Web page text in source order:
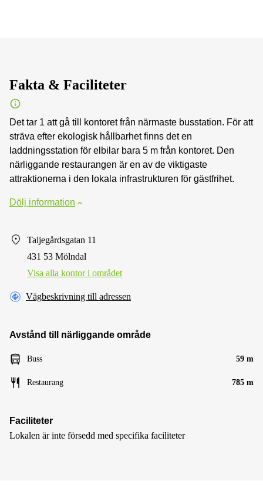
Fakta & Faciliteter
Det tar 1 att gå till kontoret från närmaste busstation. För att
sträva efter ekologisk hållbarhet finns det en
laddningsstation för elbilar bara 5 m från kontoret. Den
närliggande restaurangen är en av de viktigaste
attraktionerna i den lokala infrastrukturen för gästfrihet.
Dölj information
Taljegårdsgatan 11
431 53 Mölndal
Visa alla kontor i området
Vägbeskrivning till adressen
Avstånd till närliggande område
Buss 59 m
Restaurang 785 m
Faciliteter
Lokalen är inte försedd med specifika faciliteter